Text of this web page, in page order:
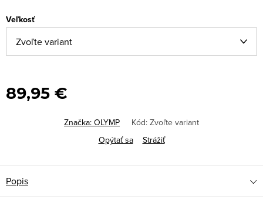
Veľkosť
89,95 €
Značka: OLYMP Kód: Zvoľte variant
Opýtať sa
Strážiť
Popis